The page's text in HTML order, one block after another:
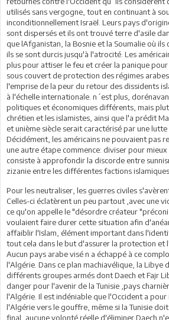
utilisés sans vergogne, tout en continuant à
inconditionnellement Israël. Leurs pays
sont dispersés et ils ont trouvé terre d'asile
que lAfganistan, la Bosnie et la Soumalie où
ils se sont durcis jusqu'à l'atrocité. Les
plus pour attiser le feu et créer la panique pour
sous couvert de protection des régimes
l'emprise de la peur du retour des dissidents
à l'échelle internationale. n´est plus,
politiques et économiques différents, mais
chrétien et les islamistes, ainsi que l'a prédit
et unième siècle serait caractérisé par une
Décidément, les américains ne pouvaient pas
une autre étape commence: diviser pour
consiste à approfondir la discorde entre
zizanie entre les différentes factions islamiques .
Pour les neutraliser, les guerres civiles
Celles-ci éclatèrent un peu partout ,avec une
ce qu'on appelle le "désordre créateur
voulaient faire durer cette situation afin
affaiblir l'Islam, élément important dans
tout cela dans le but d'assurer la protection et
Aucun pays arabe visé n a échappé à ce
l'Algérie. Dans ce plan machiavélique, la Libye
différents groupes armés dont Daech et Fajr
danger pour l'avenir de la Tunisie ,pays
l'Algérie. Il est indéniable que l'Occident a
l'Algérie vers le gouffre, même si la Tunisie
final, aucune volonté réelle d'éliminer Daech